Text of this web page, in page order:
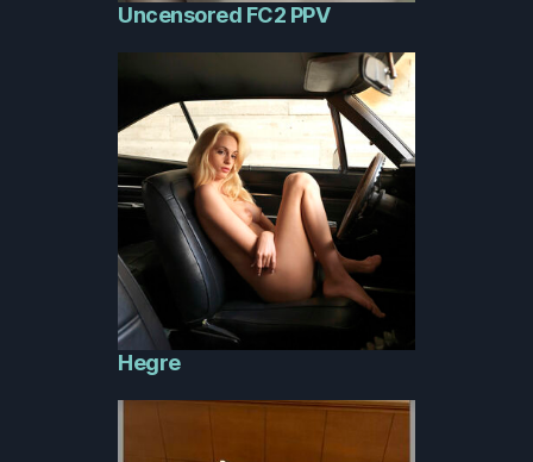
Uncensored FC2 PPV
Hegre